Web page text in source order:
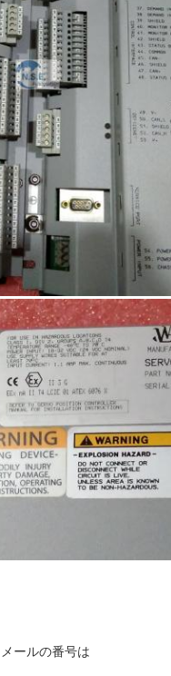
ールの番号は